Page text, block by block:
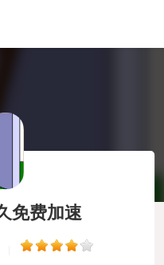
免费加速